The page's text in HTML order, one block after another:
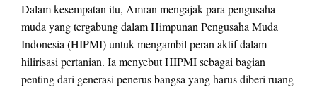
Dalam kesempatan itu, Amran mengajak para pengusaha
muda yang tergabung dalam Himpunan Pengusaha Muda
Indonesia (HIPMI) untuk mengambil peran aktif dalam
hilirisasi pertanian. Ia menyebut HIPMI sebagai bagian
penting dari generasi penerus bangsa yang harus diberi ruang